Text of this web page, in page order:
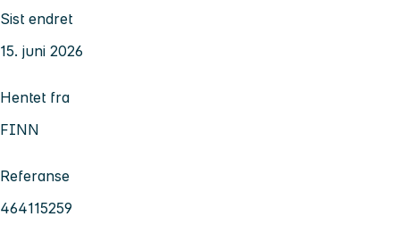
Sist endret
15. juni 2026
Hentet fra
FINN
Referanse
464115259